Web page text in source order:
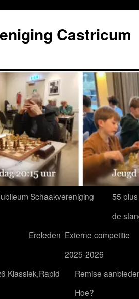
Castricum
Schaakvereniging
55
de
Ereleden Externe competitie
2025-2026
Klassiek,Rapid
Remise
Hoe?